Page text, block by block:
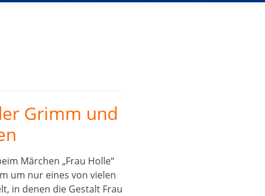
Grimm und
Märchen „Frau Holle“
um nur eines von vielen
in denen die Gestalt Frau